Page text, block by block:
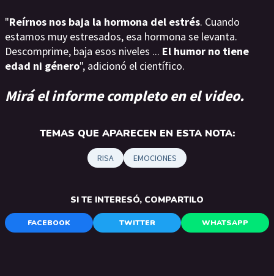
"Reírnos nos baja la hormona del estrés. Cuando
estamos muy estresados, esa hormona se levanta.
Descomprime, baja esos niveles ... El humor no tiene
edad ni género", adicionó el científico.
Mirá el informe completo en el video.
TEMAS QUE APARECEN EN ESTA NOTA:
RISA EMOCIONES
SI TE INTERESÓ, COMPARTILO
FACEBOOK TWITTER WHATSAPP